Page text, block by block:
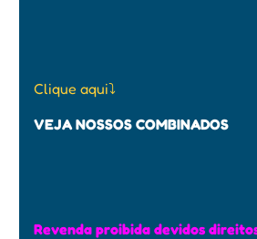
Clique aqui⤵️
VEJA NOSSOS COMBINADOS
Revenda proibida devidos